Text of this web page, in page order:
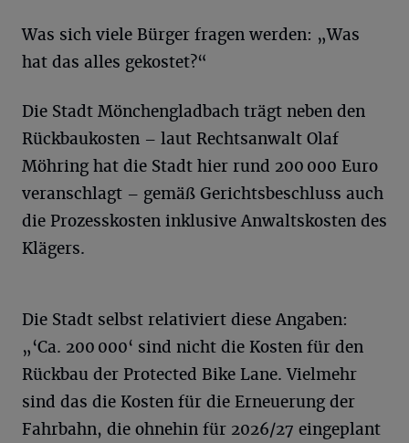
Was sich viele Bürger fragen werden: „Was
hat das alles gekostet?“
Die Stadt Mönchengladbach trägt neben den
Rückbaukosten – laut Rechtsanwalt Olaf
Möhring hat die Stadt hier rund 200 000 Euro
veranschlagt – gemäß Gerichtsbeschluss auch
die Prozesskosten inklusive Anwaltskosten des
Klägers.
Die Stadt selbst relativiert diese Angaben:
„‘Ca. 200 000‘ sind nicht die Kosten für den
Rückbau der Protected Bike Lane. Vielmehr
sind das die Kosten für die Erneuerung der
Fahrbahn, die ohnehin für 2026/27 eingeplant